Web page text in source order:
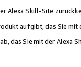
Alexa Skill-Site
aufgibt, das Sie mit
das Sie mit der Alexa